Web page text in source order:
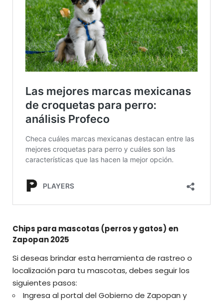
Chips para mascotas (perros y gatos) en
Zapopan 2025
Si deseas brindar esta herramienta de rastreo o
localización para tu mascotas, debes seguir los
siguientes pasos:
Ingresa al portal del Gobierno de Zapopan y